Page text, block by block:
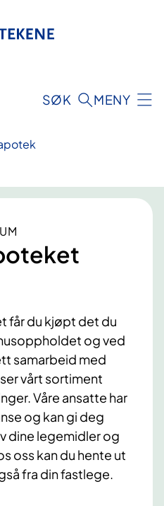
SØK MENY
får du kjøpt det du
og ved
samarbeid med
vårt sortiment
Våre ansatte har
og kan gi deg
dine legemidler og
oss kan du hente ut
fra din fastlege.